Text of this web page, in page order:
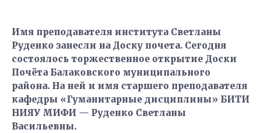
Имя преподавателя института Светланы
Руденко занесли на Доску почета. Сегодня
состоялось торжественное открытие Доски
Почёта Балаковского муниципального
района. На ней и имя старшего преподавателя
кафедры «Гуманитарные дисциплины» БИТИ
НИЯУ МИФИ — Руденко Светланы
Васильевны.